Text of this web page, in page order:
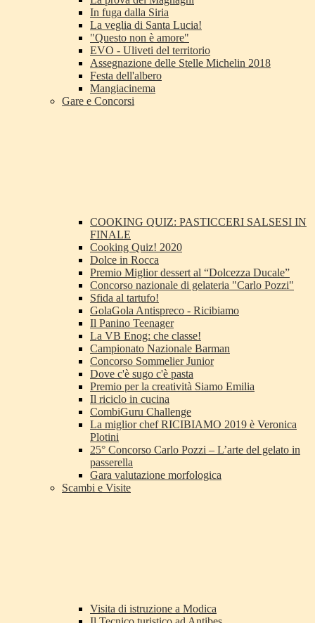
In fuga dalla Siria
La veglia di Santa Lucia!
"Questo non è amore"
EVO - Uliveti del territorio
Assegnazione delle Stelle Michelin 2018
Festa dell'albero
Mangiacinema
Gare e Concorsi
COOKING QUIZ: PASTICCERI SALSESI IN
FINALE
Cooking Quiz! 2020
Dolce in Rocca
Premio Miglior dessert al “Dolcezza Ducale”
Concorso nazionale di gelateria "Carlo Pozzi"
Sfida al tartufo!
GolaGola Antispreco - Ricibiamo
Il Panino Teenager
La VB Enog: che classe!
Campionato Nazionale Barman
Concorso Sommelier Junior
Dove c'è sugo c'è pasta
Premio per la creatività Siamo Emilia
Il riciclo in cucina
CombiGuru Challenge
La miglior chef RICIBIAMO 2019 è Veronica
Plotini
25° Concorso Carlo Pozzi – L’arte del gelato in
passerella
Gara valutazione morfologica
Scambi e Visite
Visita di istruzione a Modica